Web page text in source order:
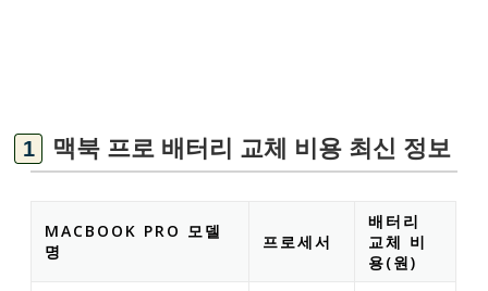
맥북 프로 배터리 교체 비용 최신 정보
MACBOOK PRO 모델
명
프로세서
배터리
교체 비
용(원)